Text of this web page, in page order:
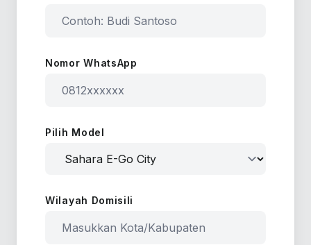
Nomor WhatsApp
Pilih Model
Wilayah Domisili